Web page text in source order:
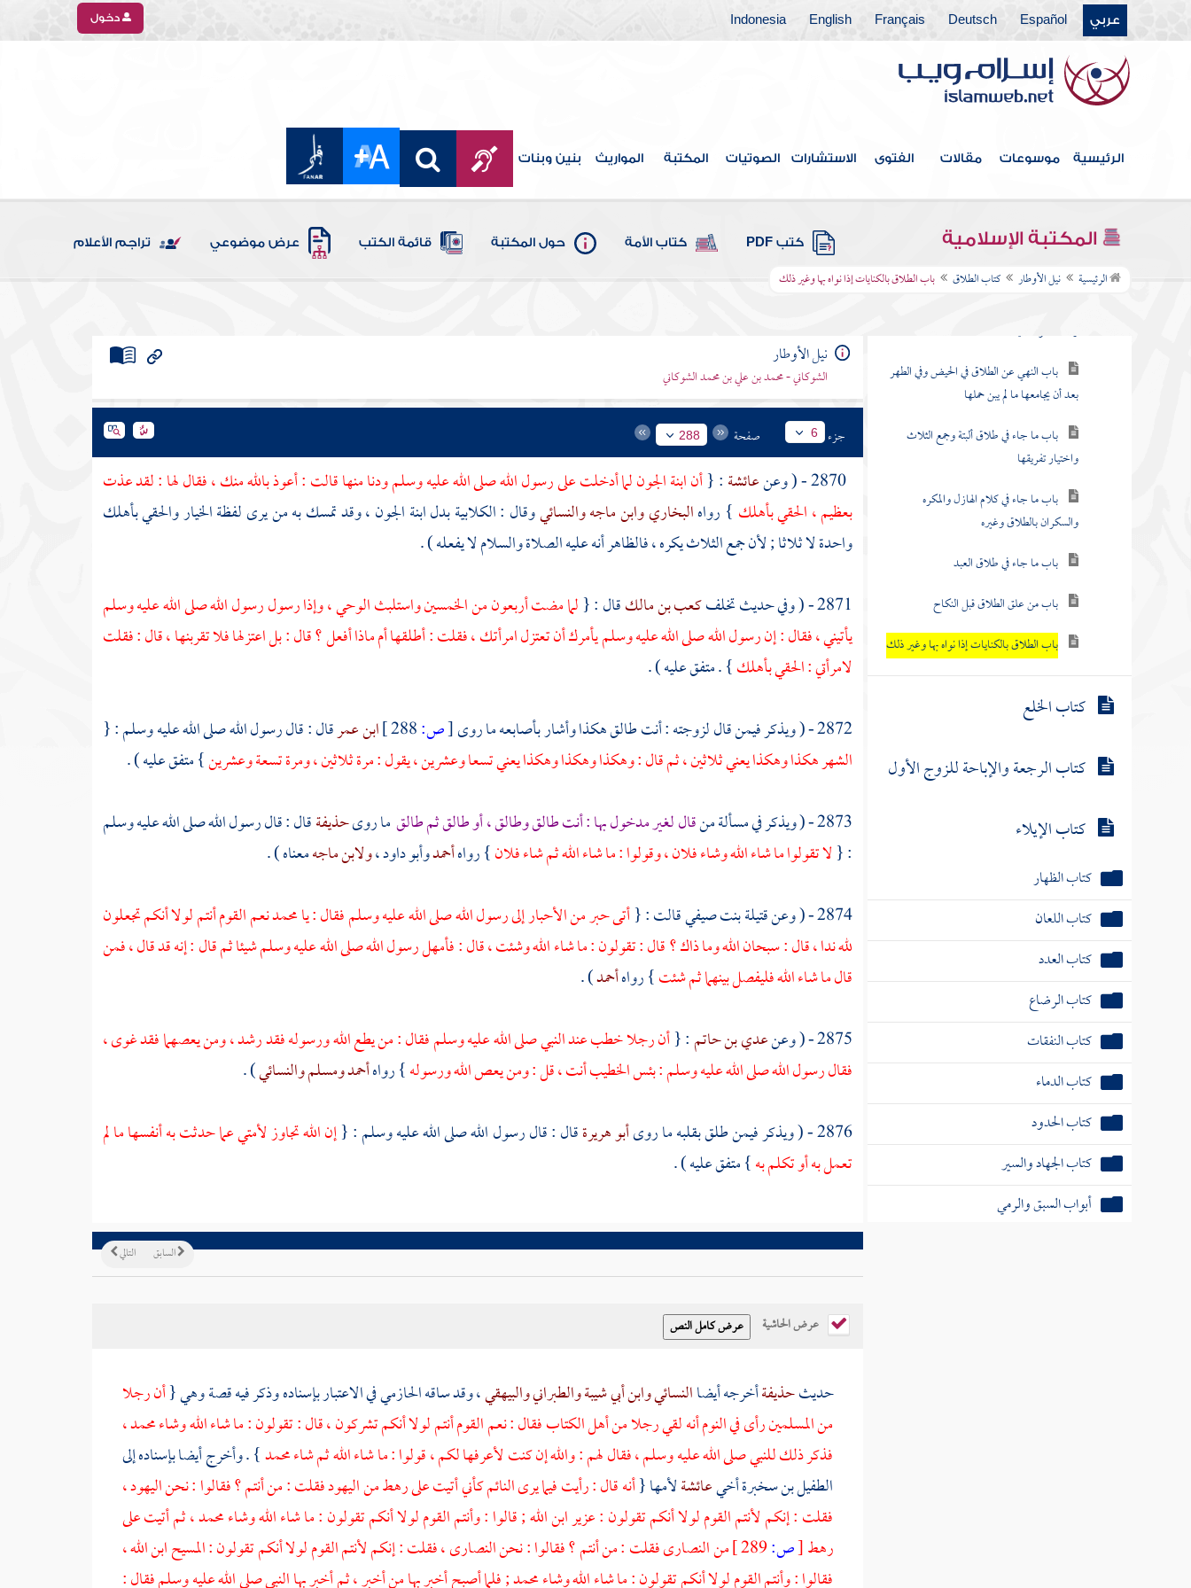
عربي Español
Deutsch
Français
English
Indonesia دخول
الرئيسية موسوعات مقالات الفتوى الاستشارات الصوتيات المكتبة المواريث بنين وبنات
المكتبة الإسلامية كتب PDF كتاب الأمة حول المكتبة قائمة الكتب عرض موضوعي تراجم الأعلام
الرئيسية نيل الأوطار كتاب الطلاق باب الطلاق بالكنايات إذا نواه بها وغير ذلك
كتاب الوصايا
كتاب الفرائض
كتاب العتق
كتاب النكاح
كتاب الصداق
كتاب الوليمة والبناء على النساء وعشرتهن
كتاب الطلاق
وطاعة الوالد فيه
باب النهي عن الطلاق في الحيض وفي الطهر
بعد أن يجامعها ما لم يبن حملها
باب ما جاء في طلاق ألبتة وجمع الثلاث
واختيار تفريقها
باب ما جاء في كلام الهازل والمكره
والسكران بالطلاق وغيره
باب ما جاء في طلاق العبد
باب من علق الطلاق قبل النكاح
باب الطلاق بالكنايات إذا نواه بها وغير ذلك
كتاب الخلع
كتاب الرجعة والإباحة للزوج الأول
كتاب الإيلاء
كتاب الظهار
كتاب اللعان
كتاب العدد
كتاب الرضاع
كتاب النفقات
كتاب الدماء
كتاب الحدود
كتاب الجهاد والسير
أبواب السبق والرمي
نيل الأوطار
الشوكاني - محمد بن علي بن محمد الشوكاني
جزء 6 صفحة 288
2870 - ( وعن عائشة: {أنابنة الجونلما أدخلت على رسول الله صلى الله عليه وسلم ودنا منها قالت : أعوذ بالله منك ، فقال لها : لقد عذت
بعظيم ، الحقي بأهلك } رواهالبخاريوابن ماجهوالنسائيوقال : الكلابية بدلابنة الجون، وقد تمسك به من يرى لفظة الخيار والحقي بأهلك
واحدة لا ثلاثا ; لأن جمع الثلاث يكره ، فالظاهر أنه عليه الصلاة والسلام لا يفعله ) .
2871 - ( وفي حديث تخلف
كعب بن مالكقال : {لما مضت أربعون من الخمسين واستلبث الوحي ، وإذا رسول رسول الله صلى الله عليه وسلم
يأتيني ، فقال : إن رسول الله صلى الله عليه وسلم يأمرك أن تعتزل امرأتك ، فقلت : أطلقها أم ماذا أفعل ؟ قال : بل اعتزلها فلا تقربنها ، قال : فقلت
لامرأتي : الحقي بأهلك} . متفق عليه ) .
2872 - ( ويذكر فيمن قال لزوجته : أنت طالق هكذا وأشار بأصابعه ما روى
[ص: ابن عمرقال : قال رسول الله صلى الله عليه وسلم : {
الشهر هكذا وهكذا يعني ثلاثين ، ثم قال : وهكذا وهكذا وهكذا يعني تسعا وعشرين ، يقول : مرة ثلاثين ، ومرة تسعة وعشرين} متفق عليه ) .
2873 - ( ويذكر في مسألة من
قال لغير مدخول بها : أنت طالق وطالق ، أو طالق ثم طالقما روىحذيفةقال : قال رسول الله صلى الله عليه وسلم
: {لا تقولوا ما شاء الله وشاء فلان ، وقولوا : ما شاء الله ثم شاء فلان} رواهأحمدوأبو داود،ولابن ماجهمعناه ) .
2874 - ( وعن
قتيلة بنت صيفيقالت : {أتى حبر من الأحبار إلى رسول الله صلى الله عليه وسلم فقال : يامحمدنعم القوم أنتم لولا أنكم تجعلون
لله ندا ، قال : سبحان الله وما ذاك ؟ قال : تقولون : ما شاء الله وشئت ، قال : فأمهل رسول الله صلى الله عليه وسلم شيئا ثم قال : إنه قد قال ، فمن
قال ما شاء الله فليفصل بينهما ثم شئت} رواهأحمد) .
2875 - ( وعن
عدي بن حاتم: {أن رجلا خطب عند النبي صلى الله عليه وسلم فقال : من يطع الله ورسوله فقد رشد ، ومن يعصهما فقد غوى ،
فقال رسول الله صلى الله عليه وسلم : بئس الخطيب أنت ، قل : ومن يعص الله ورسوله} رواهأحمدومسلموالنسائي) .
2876 - ( ويذكر فيمن طلق بقلبه ما روى
أبو هريرةقال : قال رسول الله صلى الله عليه وسلم : {إن الله تجاوز لأمتي عما حدثت به أنفسها ما لم
تعمل به أو تكلم به} متفق عليه ) .
التالي السابق
عرض الحاشية
حديثحذيفةأخرجه أيضاالنسائيوابن أبي شيبةوالطبرانيوالبيهقي، وقد ساقهالحازميفي الاعتبار بإسناده وذكر فيه قصة وهي {أن رجلا
من المسلمين رأى في النوم أنه لقي رجلا من أهل الكتاب فقال : نعم القوم أنتم لولا أنكم تشركون ، قال : تقولون : ما شاء الله وشاءمحمد،
فذكر ذلك للنبي صلى الله عليه وسلم ، فقال لهم : والله إن كنت لأعرفها لكم ، قولوا : ما شاء الله ثم شاءمحمد} . وأخرج أيضا بإسناده إلى
الطفيل بن سخبرةأخيعائشةلأمها {أنه قال : رأيت فيما يرى النائم كأني أتيت على رهط مناليهودفقلت : من أنتم ؟ فقالوا : نحناليهود،
فقلت : إنكم لأنتم القوم لولا أنكم تقولون :عزيرابن الله ; قالوا : وأنتم القوم لولا أنكم تقولون : ما شاء الله وشاءمحمد، ثم أتيت على
رهط[ص: منالنصارىفقلت : من أنتم ؟ فقالوا : نحنالنصارى، فقلت : إنكم لأنتم القوم لولا أنكم تقولون :المسيحابن الله ،
فقالوا : وأنتم القوم لولا أنكم تقولون : ما شاء الله وشاءمحمد; فلما أصبح أخبر بها من أخبر ، ثم أخبر بها النبي صلى الله عليه وسلم فقال :